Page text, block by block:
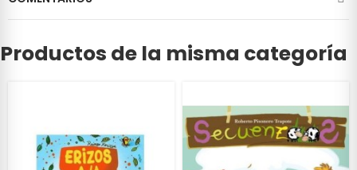
Productos de la misma categoría